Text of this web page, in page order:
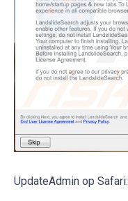
UpdateAdmin op Safari: